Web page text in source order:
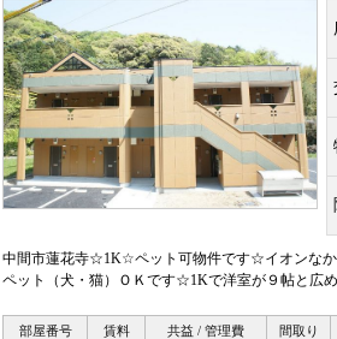
中間市蓮花寺☆1K☆ペット可物件です☆イオンな
ペット（犬・猫）ＯＫです☆1Kで洋室が９帖と広
部屋番号 賃料 共益 / 管理費 間取り